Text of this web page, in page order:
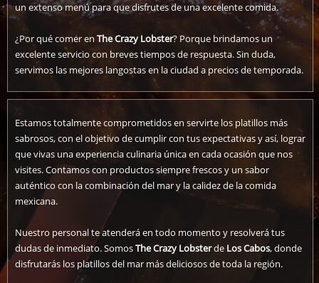
un extenso menú para que disfrutes de una excelente comida.
¿Por qué comer en The Crazy Lobster? Porque brindamos un
excelente servicio con breves tiempos de respuesta. Sin duda,
servimos las mejores langostas en la ciudad a precios de temporada.
Estamos totalmente comprometidos en servirte los platillos más
sabrosos, con el objetivo de cumplir con tus expectativas y así, lograr
que vivas una experiencia culinaria única en cada ocasión que nos
visites. Contamos con productos siempre frescos y un sabor
auténtico con la combinación del mar y la calidez de la comida
mexicana.
Nuestro personal te atenderá en todo momento y resolverá tus
dudas de inmediato. SomosThe Crazy Lobsterde Los Cabos, donde
disfrutarás los platillos del mar más deliciosos de toda la región.